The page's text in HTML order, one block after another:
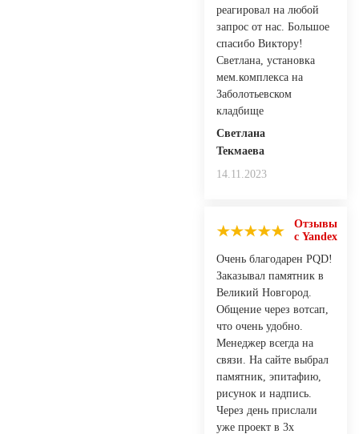
реагировал на любой
запрос от нас. Большое
спасибо Виктору!
Светлана, установка
мем.комплекса на
Заболотьевском
кладбище
Светлана
Текмаева
14.11.2023
Отзывы
с Yandex
Очень благодарен PQD!
Заказывал памятник в
Великий Новгород.
Общение через вотсап,
что очень удобно.
Менеджер всегда на
связи. На сайте выбрал
памятник, эпитафию,
рисунок и надпись.
Через день прислали
уже проект в 3х